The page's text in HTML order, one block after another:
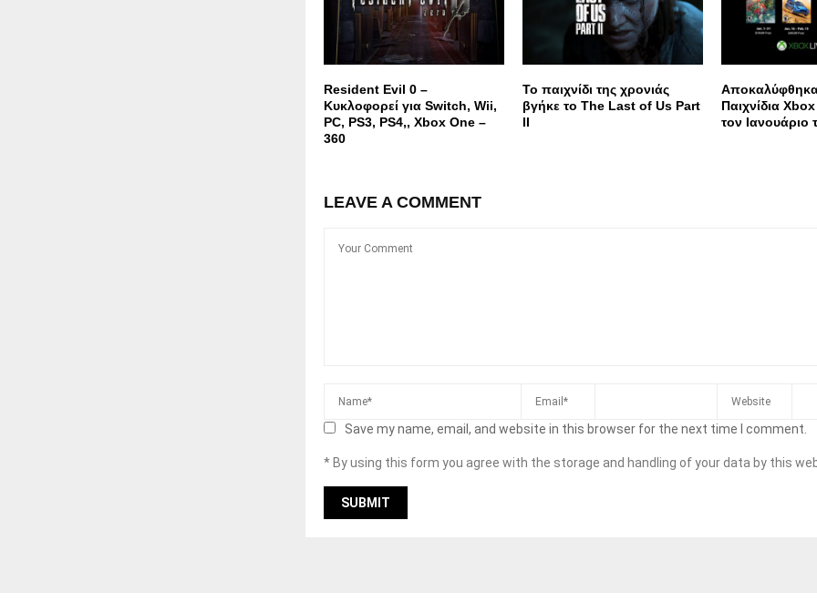
Resident Evil 0 –
Κυκλοφορεί για Switch, Wii,
PC, PS3, PS4,, Xbox One –
360
Το παιχνίδι της χρονιάς
βγήκε το The Last of Us Part
II
Παιχνίδια
τον Ιανουάριο
LEAVE A COMMENT
Save my name, email, and website in this browser for the next time I comment.
* By using this form you agree with the storage and handling of your data by this